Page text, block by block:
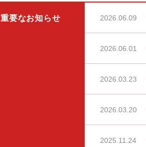
重要なお知らせ 2026.06.09
2026.06.01
2026.03.23
2026.03.20
2025.11.24